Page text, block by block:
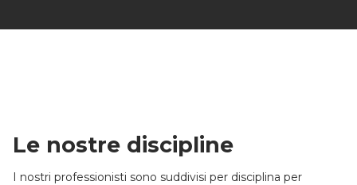
Le nostre discipline
I nostri professionisti sono suddivisi per disciplina per